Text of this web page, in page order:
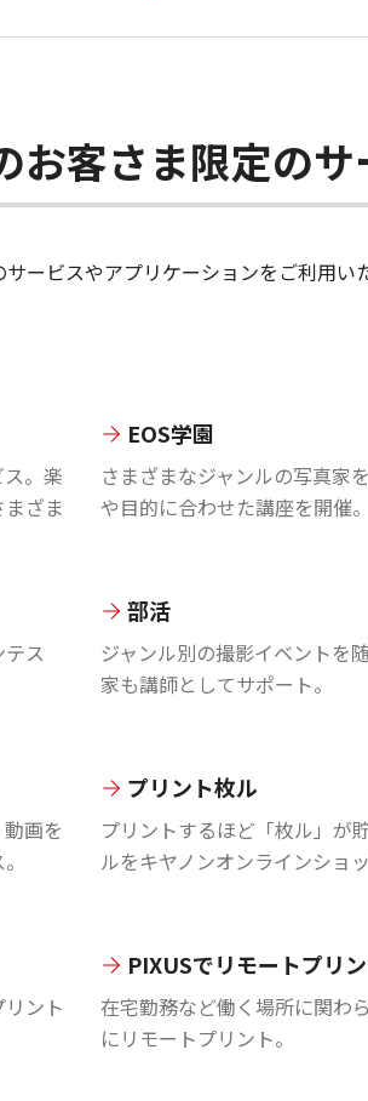
お客さま限定のサ
ービスやアプリケーションをご利用い
。楽
ざま
EOS学園
さまざまなジャンルの写真家
や目的に合わせた講座を開催。
ス
部活
ジャンル別の撮影イベントを
家も講師としてサポート。
画を
プリント枚ル
プリントするほど「枚ル」が
ルをキヤノンオンラインショ
ント
PIXUSでリモートプリ
在宅勤務など働く場所に関わ
にリモートプリント。